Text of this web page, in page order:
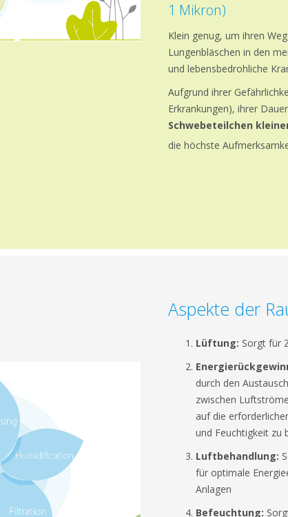
1 Mikron)
Klein genug, um ihren
Lungenbläschen in den
und lebensbedrohliche
Aufgrund ihrer
Erkrankungen), ihrer
Schwebeteilchen
die höchste
Aspekte der
Lüftung: Sorgt für
durch den
zwischen
auf die
und Feuchtigkeit zu
Luftbehandlung:
für optimale
Anlagen
Befeuchtung: